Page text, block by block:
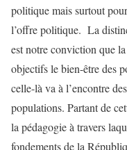
politique mais surtout
l’offre politique. La
est notre conviction que
objectifs le bien-être des
celle-là va à l’encontre
populations. Partant de
la pédagogie à travers
fondements de la